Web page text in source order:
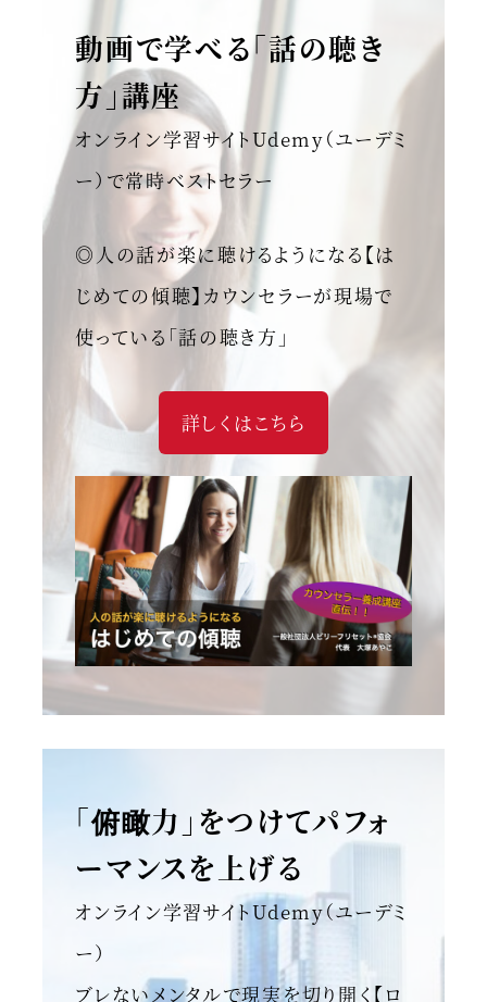
動画で学べる「話の聴き
方」講座
オンライン学習サイトUdemy（ユーデミ
ー）で常時ベストセラー
◎人の話が楽に聴けるようになる【は
じめての傾聴】カウンセラーが現場で
使っている「話の聴き方」
詳しくはこちら
「俯瞰力」をつけてパフォ
ーマンスを上げる
オンライン学習サイトUdemy（ユーデミ
ー）
ブレないメンタルで現実を切り開く【ロ